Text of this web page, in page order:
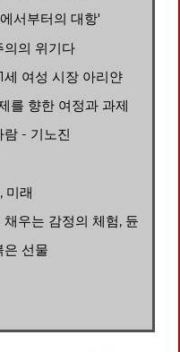
서부터의 대항'
의의 위기다
여성 시장 아리얀
를 향한 여정과 과제
- 기노진
미래
우는 감정의 체험, 듄
은 선물